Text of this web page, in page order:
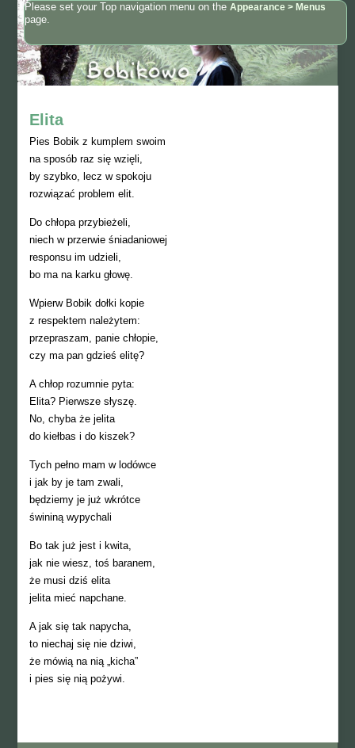
Please set your Top navigation menu on the Appearance > Menus
page.
Elita
Pies Bobik z kumplem swoim
na sposób raz się wzięli,
by szybko, lecz w spokoju
rozwiązać problem elit.
Do chłopa przybieżeli,
niech w przerwie śniadaniowej
responsu im udzieli,
bo ma na karku głowę.
Wpierw Bobik dołki kopie
z respektem należytem:
przepraszam, panie chłopie,
czy ma pan gdzieś elitę?
A chłop rozumnie pyta:
Elita? Pierwsze słyszę.
No, chyba że jelita
do kiełbas i do kiszek?
Tych pełno mam w lodówce
i jak by je tam zwali,
będziemy je już wkrótce
świniną wypychali
Bo tak już jest i kwita,
jak nie wiesz, toś baranem,
że musi dziś elita
jelita mieć napchane.
A jak się tak napycha,
to niechaj się nie dziwi,
że mówią na nią „kicha”
i pies się nią pożywi.